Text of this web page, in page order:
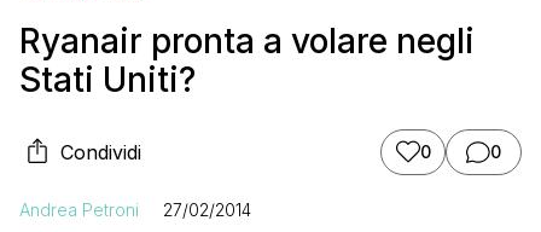
Ryanair pronta a volare negli
Stati Uniti?
Condividi 0 0
Andrea Petroni 27/02/2014